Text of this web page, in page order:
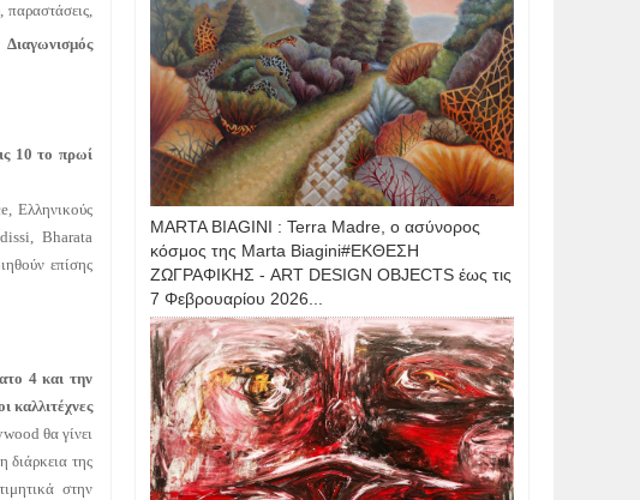
Διαγωνισμός
10 το πρωί
Ελληνικούς
Bharata
επίσης
4 και την
καλλιτέχνες
θα γίνει
διάρκεια της
στην
MARTA BIAGINI : Terra Madre, ο ασύνορος
κόσμος της Marta Biagini#ΕΚΘΕΣΗ
ΖΩΓΡΑΦΙΚΗΣ - ART DESIGN OBJECTS έως τις
7 Φεβρουαρίου 2026...